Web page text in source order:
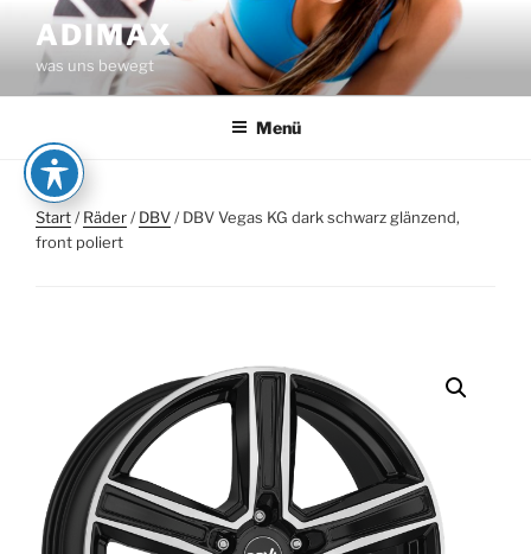
Inhalt
springen
ADIMAX
was uns bewegt
Menü
Start/Räder/DBV/ DBV Vegas KG dark schwarz glänzend,
front poliert